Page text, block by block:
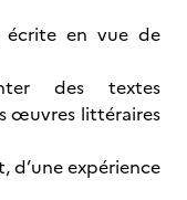
écrite en vue de
des textes
œuvres littéraires
d’une expérience